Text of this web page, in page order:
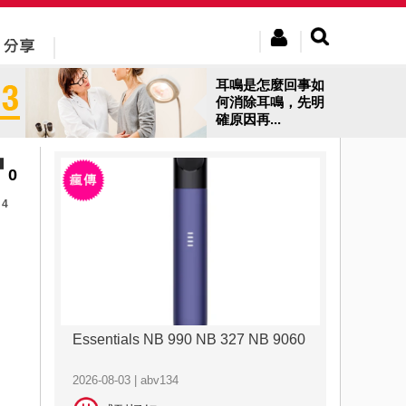
耳鳴是怎麼回事如
何消除耳鳴，先明
確原因再...
0
4
Essentials NB 990 NB 327 NB 9060
2026-08-03 | abv134